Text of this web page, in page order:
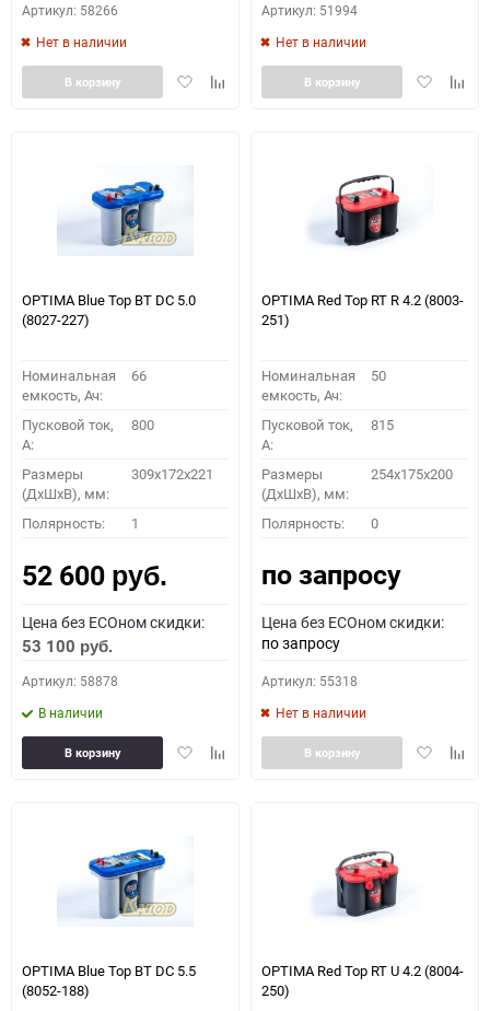
Артикул: 58266
Нет в наличии
ДобавитьДобавить
В корзину
Артикул: 51994
Нет в наличии
Добавить
В корзину
OPTIMA Blue Top BT DC 5.0
(8027-227)
Номинальная
емкость, Ач:
66
Пусковой ток,
A:
800
Размеры
(ДхШхВ), мм:
309x172x221
Полярность: 1
52 600 руб.
Цена без ECOном скидки:
53 100 руб.
Артикул: 58878
В наличии
ДобавитьДобавить
В корзину
OPTIMA Red Top RT R 4.2 (8003-
251)
Номинальная
емкость, Ач:
50
Пусковой ток,
A:
815
Размеры
(ДхШхВ), мм:
254x175x200
Полярность: 0
по запросу
Цена без ECOном скидки:
по запросу
Артикул: 55318
Нет в наличии
Добавить
В корзину
OPTIMA Blue Top BT DC 5.5
(8052-188)
OPTIMA Red Top RT U 4.2 (8004-
250)